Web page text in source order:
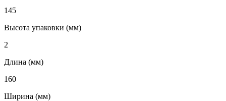
145
Высота упаковки (мм)
2
Длина (мм)
160
Ширина (мм)